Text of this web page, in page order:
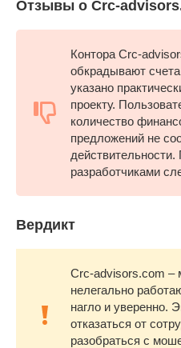
Отзывы о Crc-
Контора Crc-
обкрадывают
указано
проекту.
количество
предложений не
разработчиками
Вердикт
Crc-advisors.com –
нелегально
нагло и уверенно.
отказаться от
разобраться с